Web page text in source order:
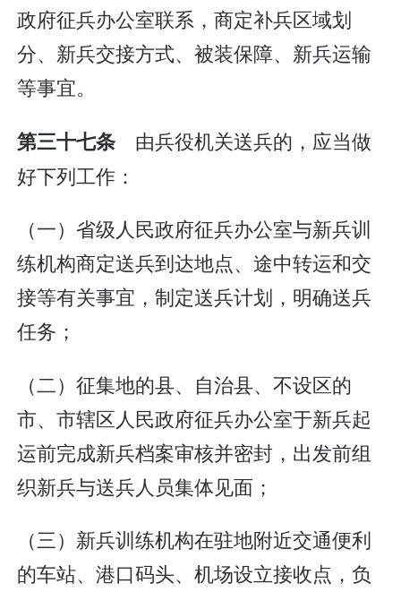
政府征兵办公室联系，商定补兵区域划
分、新兵交接方式、被装保障、新兵运输
等事宜。
第三十七条 由兵役机关送兵的，应当做
好下列工作：
（一）省级人民政府征兵办公室与新兵训
练机构商定送兵到达地点、途中转运和交
接等有关事宜，制定送兵计划，明确送兵
任务；
（二）征集地的县、自治县、不设区的
市、市辖区人民政府征兵办公室于新兵起
运前完成新兵档案审核并密封，出发前组
织新兵与送兵人员集体见面；
（三）新兵训练机构在驻地附近交通便利
的车站、港口码头、机场设立接收点，负